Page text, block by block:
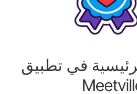
في تطبيق